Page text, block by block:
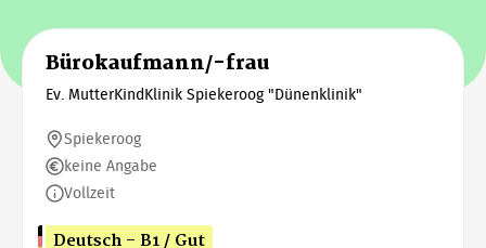
Bürokaufmann/-frau
Ev. MutterKindKlinik Spiekeroog "Dünenklinik"
Spiekeroog
keine Angabe
Vollzeit
Deutsch - B1 / Gut